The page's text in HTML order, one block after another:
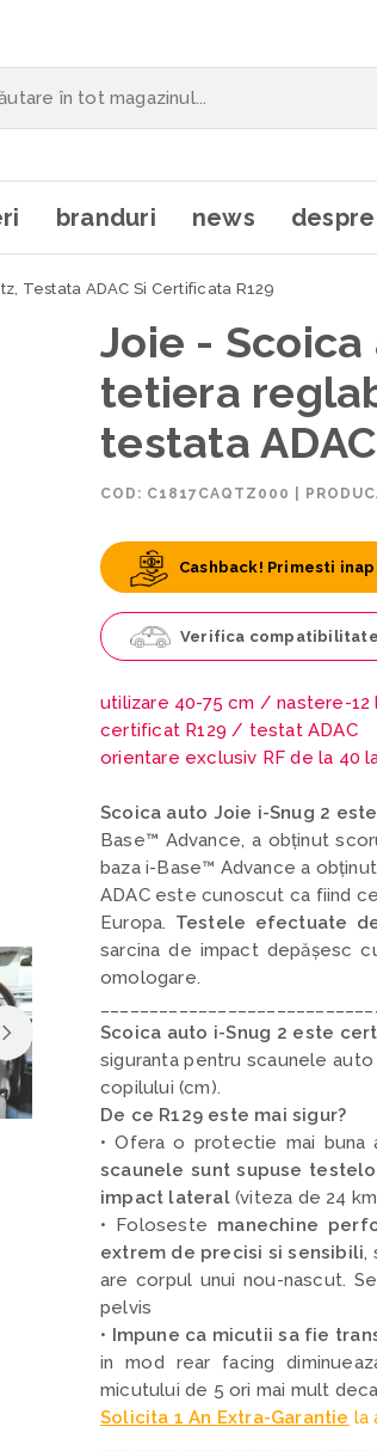
branduri news
Testata ADAC Si Certificata R129
Joie -
tetiera
testata
COD: C1817CAQTZ000
Cashback! Primesti
Verifica
utilizare 40-75 cm /nastere-12
certificat R129 / testat ADAC
orientare exclusiv RF de la 40
Scoica auto Joie i-Snug 2
Base™ Advance, a obținut
baza i-Base™ Advance a
ADAC este cunoscut ca fiind
Europa. Testele efectuate
sarcina de impact depășesc
omologare.
Scoica auto i-Snug 2 este
siguranta pentru scaunele
copilului (cm).
De ce R129 este mai sigur?
• Ofera o protectie mai buna
scaunele sunt supuse
impact lateral(viteza de 24
• Foloseste manechine
extrem de precisi si sensibili,
are corpul unui nou-nascut.
pelvis
• Impune ca micutii sa fie
in mod rear facing
micutului de 5 ori mai mult
Solicita 1 An Extra-Garantie la